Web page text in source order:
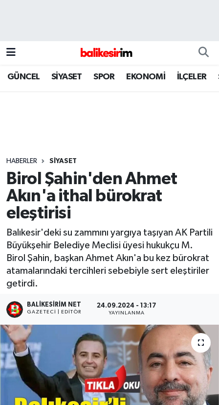
GÜNCEL SİYASET SPOR EKONOMİ İLÇELER
HABERLER SİYASET
Birol Şahin'den Ahmet
Akın'a ithal bürokrat
eleştirisi
Balıkesir'deki su zammını yargıya taşıyan AK Partili
Büyükşehir Belediye Meclisi üyesi hukukçu M.
Birol Şahin, başkan Ahmet Akın'a bu kez bürokrat
atamalarındaki tercihleri sebebiyle sert eleştiriler
getirdi.
BALIKESIRIM NET
GAZETECI | EDITÖR
24.09.2024 - 13:17
YAYINLANMA